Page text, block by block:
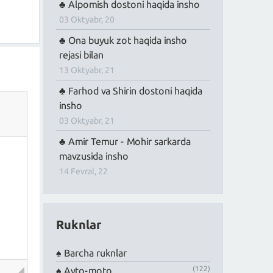
Alpomish dostoni haqida insho
03 Oktyabr, 20
Ona buyuk zot haqida insho
rejasi bilan
13 Oktyabr, 21
Farhod va Shirin dostoni haqida
insho
03 Oktyabr, 21
Amir Temur - Mohir sarkarda
mavzusida insho
14 Fevral, 22
Ruknlar
Barcha ruknlar
Avto-moto
(122)